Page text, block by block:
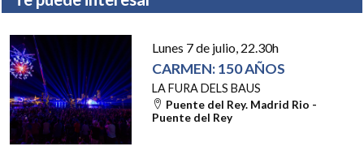
Lunes 7 de julio, 22.30h
CARMEN: 150 AÑOS
LA FURA DELS BAUS
Puente del Rey. Madrid Rio -
Puente del Rey